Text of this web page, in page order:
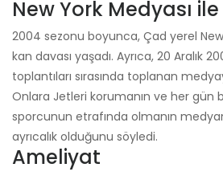
New York Medyası
2004 sezonu boyunca, Çad yerel
kan davası yaşadı. Ayrıca, 20 Aralık
toplantıları sırasında toplanan
Onlara Jetleri korumanın ve her gün
sporcunun etrafında olmanın
ayrıcalık olduğunu söyledi.
Ameliyat